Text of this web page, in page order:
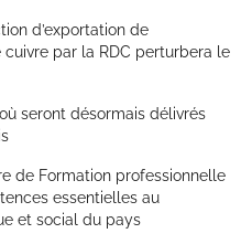
d’exportation de
par la RDC perturbera le
seront désormais délivrés
de Formation professionnelle
essentielles au
et social du pays